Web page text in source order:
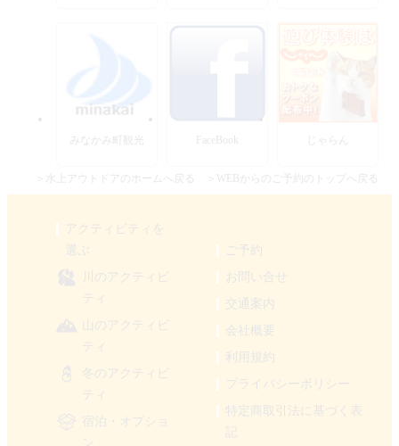
みなかみ町観光 FaceBook じゃらん
＞水上アウトドアのホームへ戻る ＞WEBからのご予約のトップへ戻る
アクティビティを
川のアクティビ
ティ
山のアクティビ
ティ
冬のアクティビ
ティ
宿泊・オプショ
ン
ご予約
お問い合せ
交通案内
会社概要
利用規約
プライバシーポリシー
特定商取引法に基づく表
記